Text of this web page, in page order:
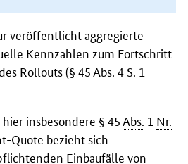
veröffentlicht aggregierte
Kennzahlen zum Fortschritt
Rollouts(§ 45 Abs. 4 S. 1
insbesondere § 45 Abs. 1 Nr.
Quote bezieht sich
Einbaufälle von